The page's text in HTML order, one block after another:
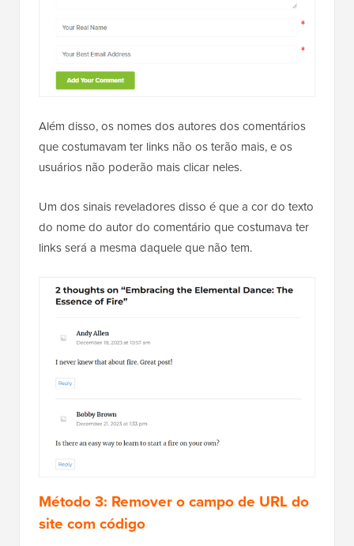
Além disso, os nomes dos autores dos comentários
que costumavam ter links não os terão mais, e os
usuários não poderão mais clicar neles.
Um dos sinais reveladores disso é que a cor do texto
do nome do autor do comentário que costumava ter
links será a mesma daquele que não tem.
Método 3: Remover o campo de URL do
site com código